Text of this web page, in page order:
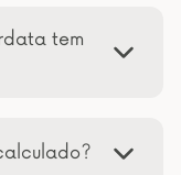
tem